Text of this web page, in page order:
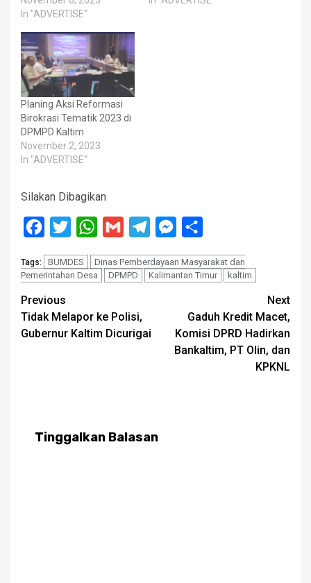
In "ADVERTISE"
Planing Aksi Reformasi
Birokrasi Tematik 2023 di
DPMPD Kaltim
November 2, 2023
In "ADVERTISE"
Silakan Dibagikan
Facebook
Twitter WhatsApp
Gmail TelegramMessenger
Tags: BUMDES
Dinas Pemberdayaan Masyarakat dan
Pemerintahan Desa
DPMPD Kalimantan Timur kaltim
Post
navigation
Previous
Tidak Melapor ke Polisi,
Gubernur Kaltim Dicurigai
Next
Gaduh Kredit Macet,
Komisi DPRD Hadirkan
Bankaltim, PT Olin, dan
KPKNL
Tinggalkan Balasan